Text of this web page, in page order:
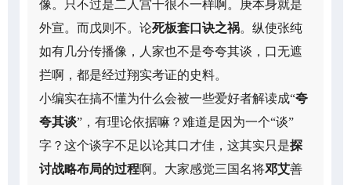
像。只不过是二人宫干很不一样啊。庚本身就是
外宣。而戊则不。论死板套口诀之祸。纵使张纯
如有几分传播像，人家也不是夸夸其谈，口无遮
拦啊，都是经过翔实考证的史料。
小编实在搞不懂为什么会被一些爱好者解读成“夸
夸其谈”，有理论依据嘛？难道是因为一个“谈”
字？这个谈字不足以论其口才佳，这其实只是探
讨战略布局的过程啊。大家感觉三国名将邓艾善